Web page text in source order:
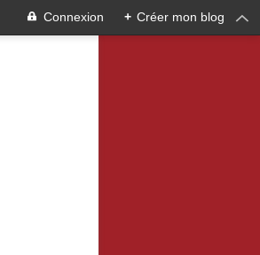
Connexion + Créer mon blog